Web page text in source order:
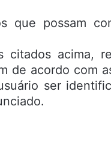
que possam
citados acima,
de acordo com
ser